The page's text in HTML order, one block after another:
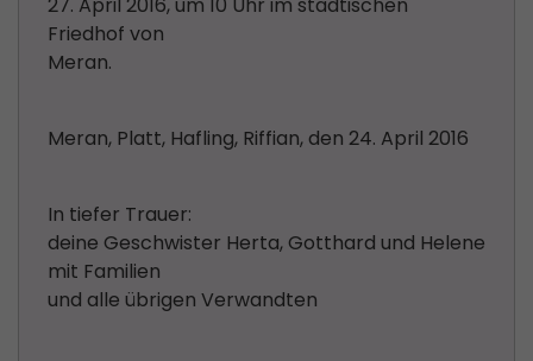
Friedhof von
Meran.
Meran, Platt, Hafling, Riffian, den 24. April 2016
In tiefer Trauer:
deine Geschwister Herta, Gotthard und Helene
mit Familien
und alle übrigen Verwandten